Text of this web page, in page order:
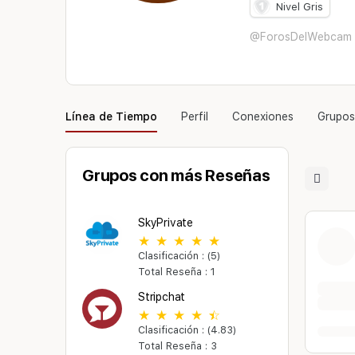
Nivel Gris
@ForosDelWebcam
Línea de Tiempo Perfil Conexiones Grupos
Open
filters
Grupos con más Reseñas
SkyPrivate
Clasificación : (5)
Total Reseña : 1
Stripchat
Clasificación : (4.83)
Total Reseña : 3